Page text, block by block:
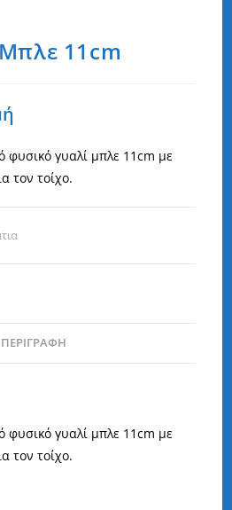
11cm
φυσικό γυαλί μπλε 11cm με
τον τοίχο.
ΠΕΡΙΓΡΑΦΉ
φυσικό γυαλί μπλε 11cm με
τον τοίχο.